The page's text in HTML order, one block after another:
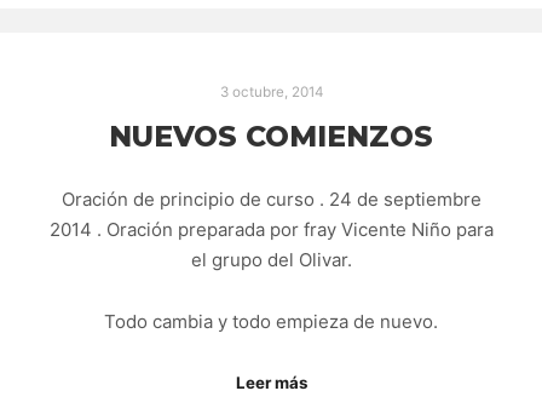
3 octubre, 2014
NUEVOS COMIENZOS
Oración de principio de curso . 24 de septiembre
2014 . Oración preparada por fray Vicente Niño para
el grupo del Olivar.
Todo cambia y todo empieza de nuevo.
Leer más